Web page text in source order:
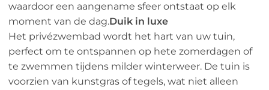
waardoor een aangename sfeer ontstaat op elk
moment van de dag.Duik in luxe
Het privézwembad wordt het hart van uw tuin,
perfect om te ontspannen op hete zomerdagen of
te zwemmen tijdens milder winterweer. De tuin is
voorzien van kunstgras of tegels, wat niet alleen